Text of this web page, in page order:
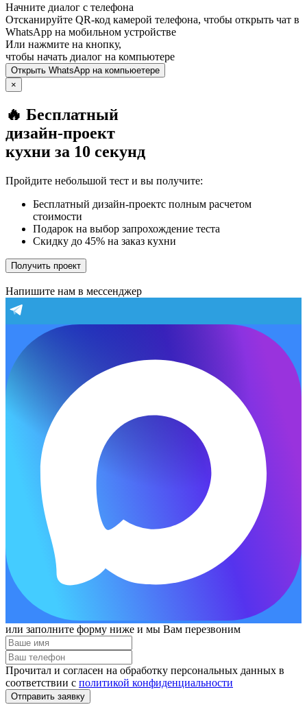
Начните диалог с телефона
Отсканируйте QR-код камерой телефона, чтобы открыть чат в
WhatsApp на мобильном устройстве
Или нажмите на кнопку,
чтобы начать диалог на компьютере
Открыть WhatsApp на компьюетере
×
🔥 Бесплатный
дизайн-проект
кухни за 10 секунд
Пройдите небольшой тест и вы получите:
Бесплатный дизайн-проектс полным расчетом
стоимости
Подарок на выбор запрохождение теста
Скидку до 45% на заказ кухни
Получить проект
Напишите нам в мессенджер
или заполните форму ниже и мы Вам перезвоним
Прочитал и согласен на обработку персональных данных в
соответствии с политикой конфиденциальности
Отправить заявку